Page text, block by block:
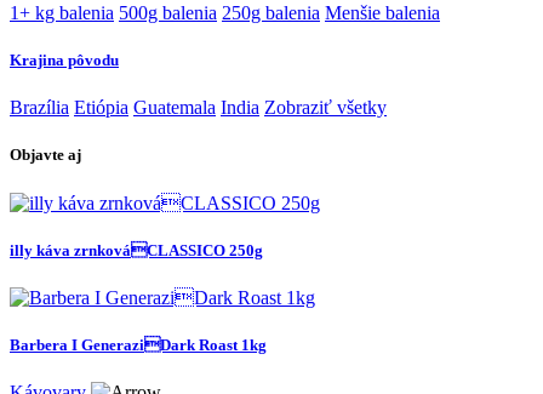
1+ kg balenia 500g balenia 250g balenia Menšie balenia
Krajina pôvodu
Brazília Etiópia Guatemala India Zobraziť všetky
Objavte aj
illy káva zrnkováCLASSICO 250g
Barbera I GeneraziDark Roast 1kg